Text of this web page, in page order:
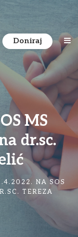
Doniraj
MS
dr.sc.
NA SOS
TEREZA